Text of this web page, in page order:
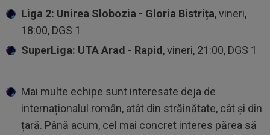
Liga 2: Unirea Slobozia - Gloria Bistrița, vineri,
18:00, DGS 1
SuperLiga: UTA Arad - Rapid , vineri, 21:00, DGS 1
Mai multe echipe sunt interesate deja de
internaționalul român, atât din străinătate, cât și din
țară. Până acum, cel mai concret interes părea să